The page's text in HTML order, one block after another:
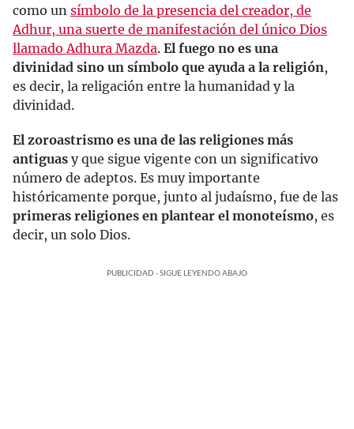
como un símbolo de la presencia del creador, de
Adhur, una suerte de manifestación del único Dios
llamado Adhura Mazda. El fuego no es una
divinidad sino un símbolo que ayuda a la religión,
es decir, la religación entre la humanidad y la
divinidad.
El zoroastrismo es una de las religiones más
antiguas y que sigue vigente con un significativo
número de adeptos. Es muy importante
históricamente porque, junto al judaísmo, fue de las
primeras religiones en plantear el monoteísmo, es
decir, un solo Dios.
PUBLICIDAD - SIGUE LEYENDO ABAJO